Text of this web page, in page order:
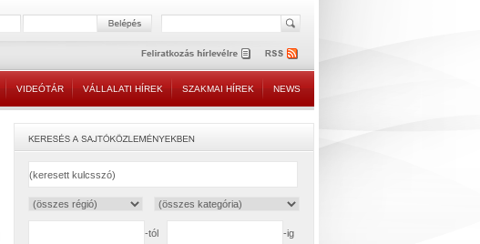
VIDEÓTÁR VÁLLALATI HÍREK SZAKMAI HÍREK NEWS
-tól -ig